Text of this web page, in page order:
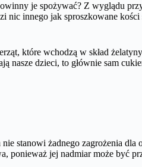
je spożywać? Z wyglądu
nic innego jak sproszkowane kości
które wchodzą w skład
nasze dzieci, to głównie sam
stanowi żadnego zagrożenia dla
ponieważ jej nadmiar może być